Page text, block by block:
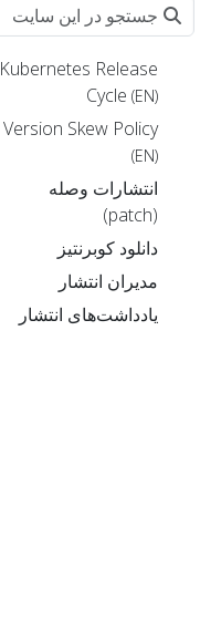
Kubernetes Release
Cycle (EN)
Version Skew Policy
(EN)
انتشارات وصله
(patch)
دانلود کوبرنتیز
مدیران انتشار
یادداشت‌های انتشار